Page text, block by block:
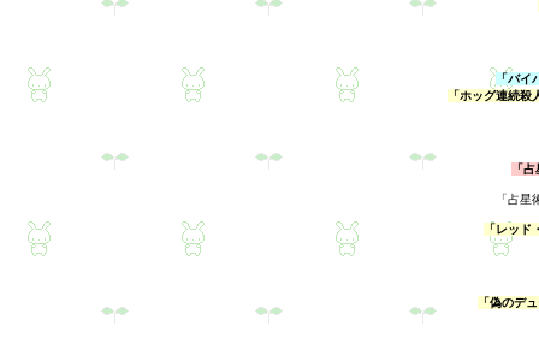
「バ
「ホッグ連続
「
「占
「レッ
「偽のデ